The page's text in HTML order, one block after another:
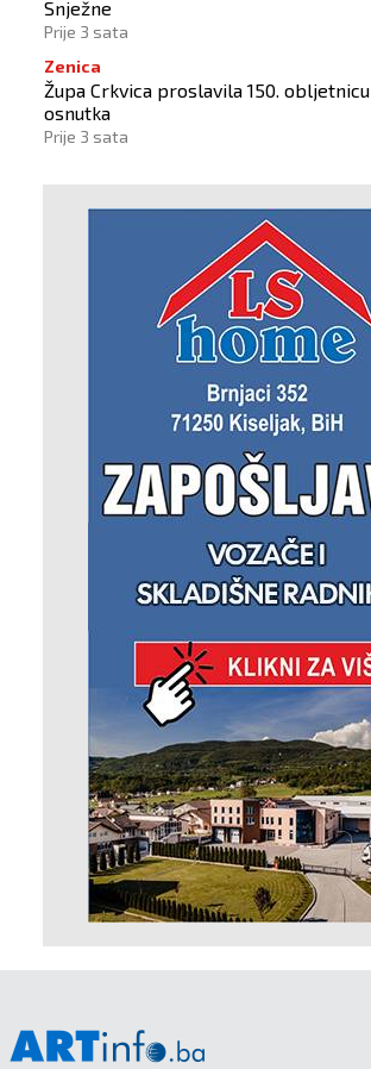
Snježne
Prije 3 sata
Zenica
Župa Crkvica proslavila 150. obljetnicu
osnutka
Prije 3 sata